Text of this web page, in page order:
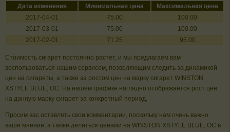
Дата изменения Минимальная цена
Максимальная цена
2017-04-01
75.00
100.00
2017-03-01
75.00
100.00
2017-02-01
71.25 95.00
Стоимость сигарет постоянно растет, и мы предлагаем вам
воспользоваться нашим сервисом, позволяющим следить за динамикой
цен на сигареты, а также за ростом цен на марку сигарет WINSTON
XSTYLE BLUE, OC. На нашем графике наглядно отображается рост цен
на данную марку сигарет за конкретный период.
Просим вас оставлять свои комментарии, поскольку нам очень важно
ваше мнение, а также делиться ценами на WINSTON XSTYLE BLUE, OC в